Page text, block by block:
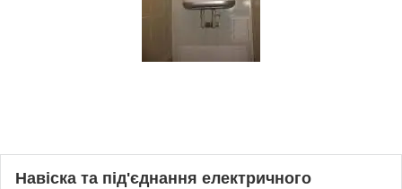
Навіска та під'єднання електричного